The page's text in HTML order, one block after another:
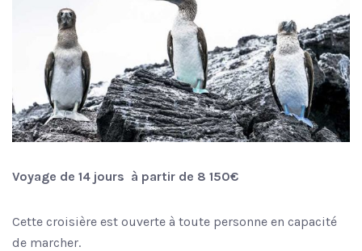
Voyage de 14 jours à partir de 8 150€
Cette croisière est ouverte à toute personne en capacité
de marcher.